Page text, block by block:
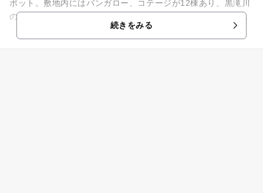
ポット。敷地内にはバンガロー、コテージが12棟あり、黒滝川
の流れる音を聞きながら、大自然の中でのレジャーが楽しめま
す。山の中なので、真夏で...続きをみる